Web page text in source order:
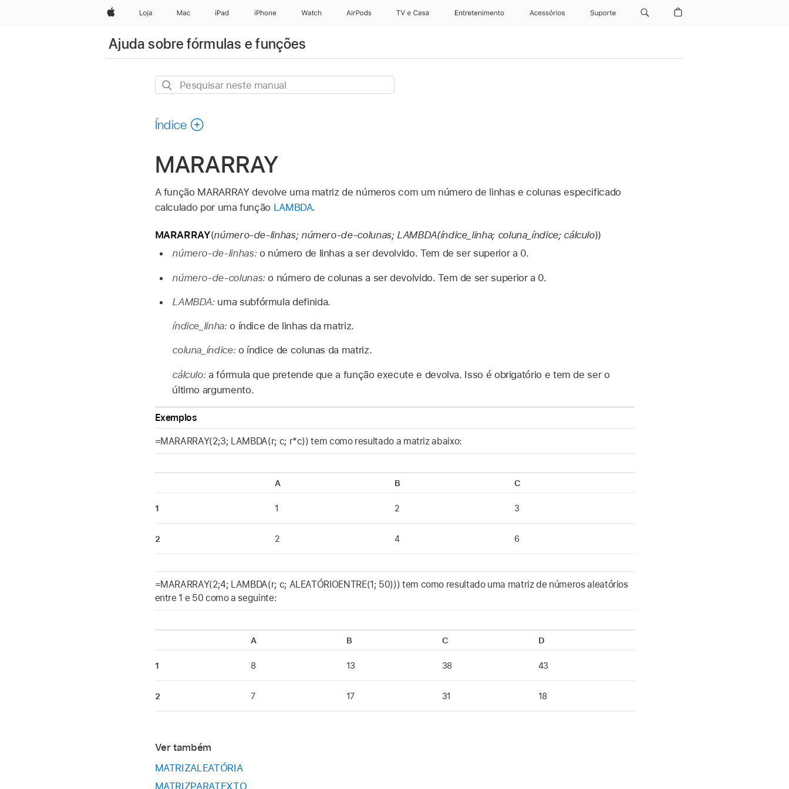
AppleLoja Mac iPad iPhone Watch AirPods TV e Casa Entretenimento Acessórios Suporte
Ajuda sobre fórmulas e funções
Pesquisar
Índice
MARARRAY
A função MARARRAY devolve uma matriz de números com um número de linhas e colunas especificado
calculado por uma função LAMBDA.
MARARRAY(número-de-linhas; número-de-colunas; LAMBDA(índice_linha; coluna_índice; cálculo))
número-de-linhas: o número de linhas a ser devolvido. Tem de ser superior a 0.
número-de-colunas: o número de colunas a ser devolvido. Tem de ser superior a 0.
LAMBDA: uma subfórmula definida.
índice_linha: o índice de linhas da matriz.
coluna_índice: o índice de colunas da matriz.
cálculo:a fórmula que pretende que a função execute e devolva. Isso é obrigatório e tem de ser o
último argumento.
Exemplos
=MARARRAY(2;3; LAMBDA(r; c; r*c)) tem como resultado a matriz abaixo:
A B C
1 1 2 3
2 2 4 6
=MARARRAY(2;4; LAMBDA(r; c; ALEATÓRIOENTRE(1; 50))) tem como resultado uma matriz de números aleatórios
entre 1 e 50 como a seguinte:
A B C D
1 8 13 38 43
2 7 17 31 18
Ver também
MATRIZALEATÓRIA
MATRIZPARATEXTO